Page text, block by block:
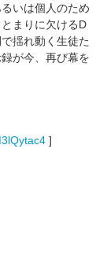
いは個人のため
まりに欠けるD
揺れ動く生徒た
が今、再び幕を
]